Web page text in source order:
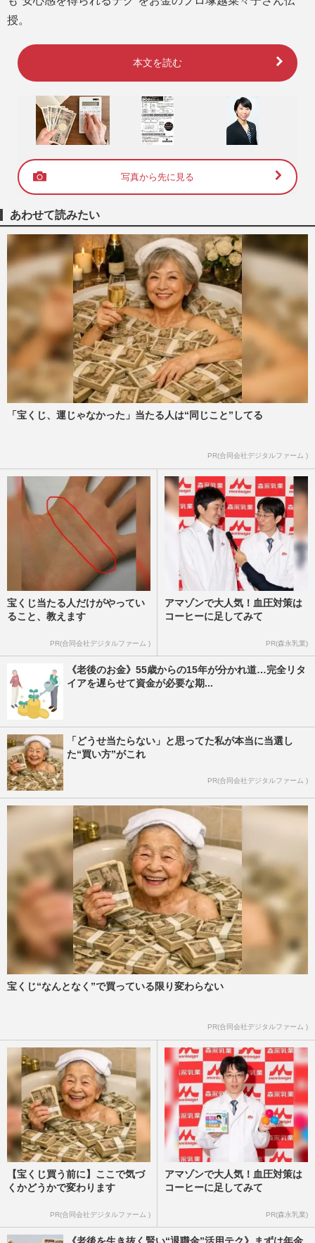
授。
本文を読む
写真から先に見る
あわせて読みたい
「宝くじ、運じゃなかった」当たる人は“同じこと”してる
PR(合同会社デジタルファーム )
宝くじ当たる人だけがやってい
ること、教えます
PR(合同会社デジタルファーム )
アマゾンで大人気！血圧対策は
コーヒーに足してみて
PR(森永乳業)
《老後のお金》55歳からの15年が分かれ道…完全リタ
イアを遅らせて資金が必要な期...
「どうせ当たらない」と思ってた私が本当に当選し
た“買い方”がこれ
PR(合同会社デジタルファーム )
宝くじ“なんとなく”で買っている限り変わらない
PR(合同会社デジタルファーム )
【宝くじ買う前に】ここで気づ
くかどうかで変わります
PR(合同会社デジタルファーム )
アマゾンで大人気！血圧対策は
コーヒーに足してみて
PR(森永乳業)
《老後を生き抜く賢い“退職金”活用テク》まずは年金